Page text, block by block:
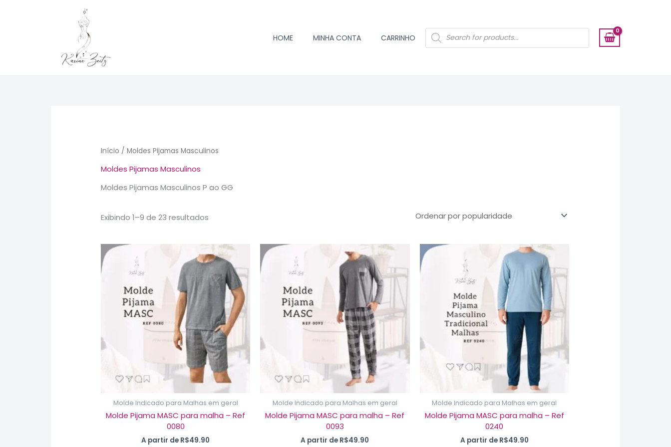
HOME MINHA CONTA CARRINHO
PESQUISAR
PRODUTOS
Início / Moldes Pijamas Masculinos
Moldes Pijamas Masculinos
Moldes Pijamas Masculinos P ao GG
Exibindo 1–9 de 23 resultados
Molde Indicado para Malhas em geral
Molde Pijama MASC para malha – Ref
0080
A partir de R$49.90
Este
produto
várias
variantes.
opções
podem
ser
escolhidas
na
página
do
produto
Molde Indicado para Malhas em geral
Molde Pijama MASC para malha – Ref
0093
A partir de R$49.90
Este
produto
tem
várias
variantes.
As
opções
podem
ser
escolhidas
na
página
do
produto
Molde Indicado para Malhas em geral
Molde Pijama MASC para malha – Ref
0240
A partir de R$49.90
Este
produto
tem
várias
variantes.
opções
podem
escolhidas
página
do
produto